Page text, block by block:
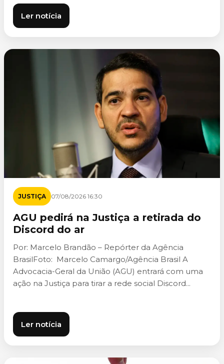
Ler notícia
JUSTIÇA 07/08/2026 16:30
AGU pedirá na Justiça a retirada do
Discord do ar
Por: Marcelo Brandão – Repórter da Agência
BrasilFoto: Marcelo Camargo/Agência Brasil A
Advocacia-Geral da União (AGU) entrará com uma
ação na Justiça para tirar a rede social Discord...
Ler notícia